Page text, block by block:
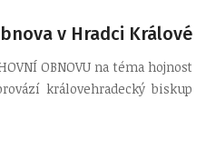
v Hradci Králové
OBNOVU na téma hojnost
královehradecký biskup